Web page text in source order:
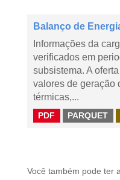
Balanço de
Informações da
verificados em
subsistema. A
valores de geração
térmicas,...
PDF PARQUET
Você também pode ter